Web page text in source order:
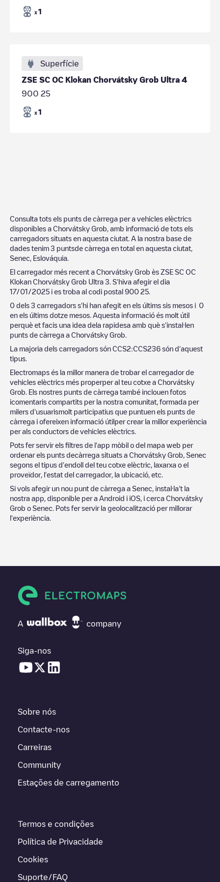
x 1
Superfície
ZSE SC OC Klokan Chorvátsky Grob Ultra 4
900 25
x 1
Consulta tots els punts de càrrega per a vehicles elèctrics
disponibles a Chorvátsky Grob , amb informació de tots els
carregadors situats en aquesta ciutat. A la nostra base de
dades tenim 3 puntsde càrrega en total en aquesta ciutat,
Senec Eslováquia
El carregador més recent a Chorvátsky Grob ès ZSE SC OC
Klokan Chorvátsky Grob Ultra 3 . S'hiva afegir el dia
17/01/2025 i es troba al codi postal 900 25
0 dels 3 carregadors s'hi han afegit en els últims sis mesos i 0
en els últims dotze mesos. Aquesta informació és molt útil
perquè et facis una idea dela rapidesa amb què s'instal·len
punts de càrrega a Chorvátsky Grob
La majoria dels carregadors són CCS2:CCS236 són d'aquest
tipus.
Electromaps és la millor manera de trobar el carregador de
vehicles elèctrics més properper al teu cotxe a Chorvátsky
Grob . Els nostres punts de càrrega també inclouen fotos
icomentaris compartits per la nostra comunitat, formada per
milers d'usuarismolt participatius que puntuen els punts de
càrrega i ofereixen informació útilper crear la millor experiència
per als conductors de vehicles elèctrics.
Pots fer servir els filtres de l'app mòbil o del mapa web per
ordenar els punts decàrrega situats a Chorvátsky Grob Senec
segons el tipus d'endoll del teu cotxe elèctric, laxarxa o el
proveïdor, l'estat del carregador, la ubicació, etc.
Si vols afegir un nou punt de càrrega a Senec , instal·la't la
nostra app, disponible per a Android i iOS, i cerca Chorvátsky
Grob o Senec . Pots fer servir la geolocalització per millorar
l'experiència.
A company
Siga-nos
Sobre nós
Contacte-nos
Carreiras
Community
Estações de carregamento
Termos e condições
Política de Privacidade
Cookies
Suporte/FAQ